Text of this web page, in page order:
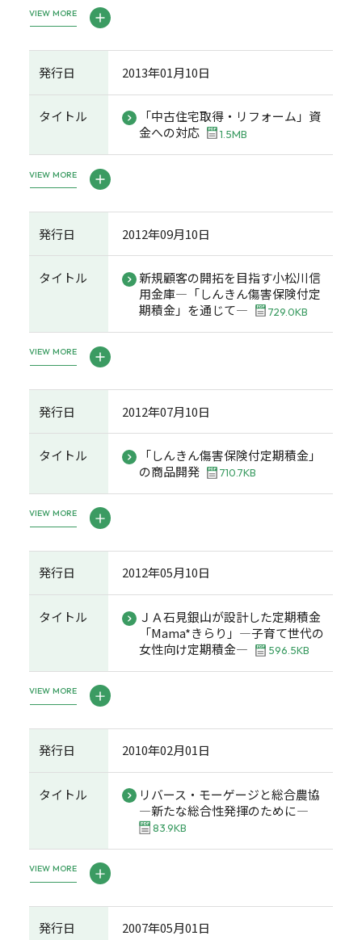
VIEW MORE
発行日 2013年01月10日
タイトル
「中古住宅取得・リフォーム」資
金への対応
1.5MB
VIEW MORE
発行日 2012年09月10日
タイトル
新規顧客の開拓を目指す小松川信
用金庫―「しんきん傷害保険付定
期積金」を通じて―
729.0KB
VIEW MORE
発行日 2012年07月10日
タイトル
「しんきん傷害保険付定期積金」
の商品開発
710.7KB
VIEW MORE
発行日 2012年05月10日
タイトル
ＪＡ石見銀山が設計した定期積金
「Mama*きらり」―子育て世代の
女性向け定期積金―
596.5KB
VIEW MORE
発行日 2010年02月01日
タイトル
リバース・モーゲージと総合農協
―新たな総合性発揮のために―
83.9KB
VIEW MORE
発行日 2007年05月01日